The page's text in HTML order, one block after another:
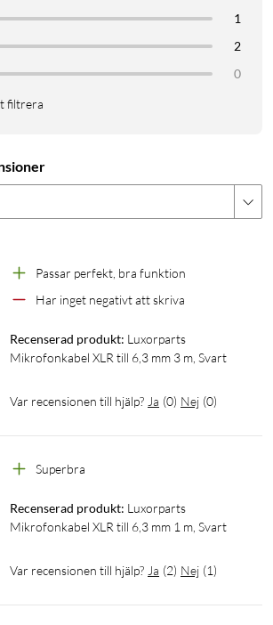
1
2
0
filtrera
Passar perfekt, bra funktion
Har inget negativt att skriva
Recenserad produkt: Luxorparts
Mikrofonkabel XLR till 6,3 mm 3 m, Svart
Var recensionen till hjälp? Ja (0) Nej (0)
Superbra
Recenserad produkt: Luxorparts
Mikrofonkabel XLR till 6,3 mm 1 m, Svart
Var recensionen till hjälp? Ja (2) Nej (1)